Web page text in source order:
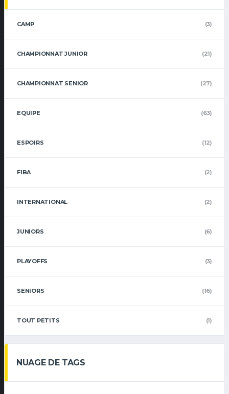
CAMP (3)
CHAMPIONNAT JUNIOR (21)
CHAMPIONNAT SENIOR (27)
EQUIPE (63)
ESPOIRS (12)
FIBA (2)
INTERNATIONAL (2)
JUNIORS (6)
PLAYOFFS (3)
SENIORS (16)
TOUT PETITS (1)
NUAGE DE TAGS